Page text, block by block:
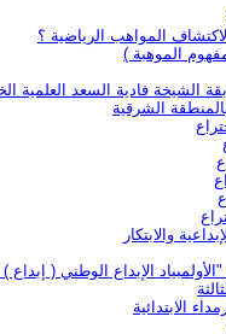
المواهب الرياضية ؟
الموهبة )
فادية السعد العلمية
الشرقية
والابتكار
الإبداع الوطني ( إبداع
الابتدائية